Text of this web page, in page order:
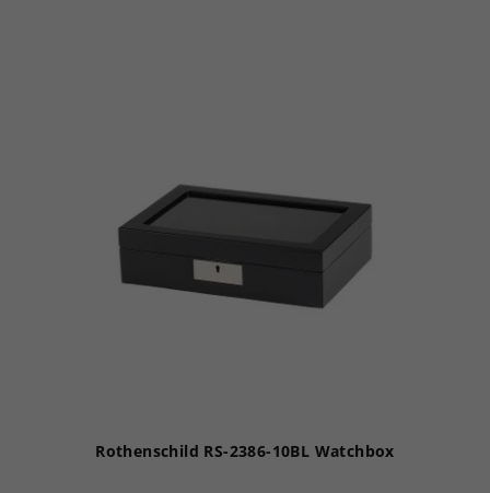
Rothenschild RS-2386-10BL Watchbox